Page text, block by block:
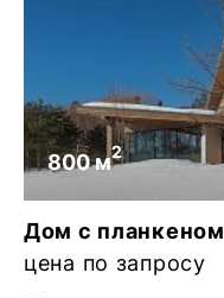
800 м2
Дом с планкеном
цена по запросу